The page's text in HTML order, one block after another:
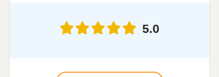
5.0